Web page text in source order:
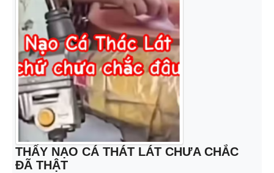
THẤY NẠO CÁ THÁT LÁT CHƯA CHẮC
ĐÃ THẬT